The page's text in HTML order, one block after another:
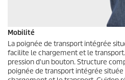
Mobilité
La poignée de transport intégrée
facilite le chargement et le
pression d'un bouton. Structure
poignée de transport intégrée située